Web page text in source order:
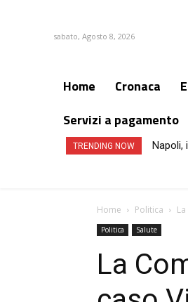
sabato, Agosto 8, 2026
Home Cronaca
Servizi a pagamento
TRENDING NOW Napoli,
Home Politica
Politica Salute
La